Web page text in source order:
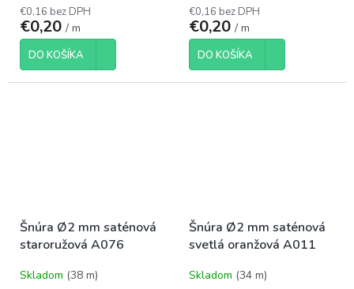
€0,16 bez DPH
€0,20 / m
DO KOŠÍKA
€0,16 bez DPH
€0,20 / m
DO KOŠÍKA
Šnúra Ø2 mm saténová
staroružová A076
Skladom (38 m)
Šnúra Ø2 mm saténová
svetlá oranžová A011
Skladom (34 m)